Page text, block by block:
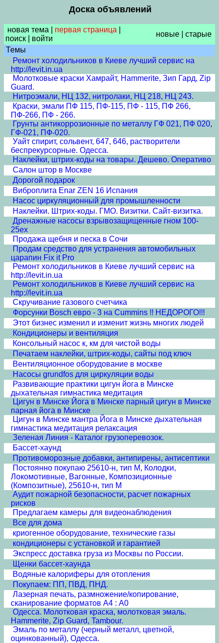
Доска объявлений
новая тема первая страница
поиск
войти
новые
старые
Темы
Ремонт холодильников в Киеве лучший сервис на
http://levit.in.ua
Молотковые краски Хамрайт, Hammerite, Зип Гард, Zip
Guard.
Нитроэмали, НЦ 132, нитролаки, НЦ 218, НЦ 243.
Краски, эмали ПФ 115, ПФ-115, ПФ - 115, ПФ 266,
ПФ-266, ПФ - 266.
Грунты антикоррозионные по металлу ГФ 021, ПФ 020,
ГФ-021, ПФ-020.
Уайт спирит, сольвент, 647, 646, растворители
беспрекурсорные. Одесса.
Наклейки, штрих-коды на товары. Дешево. Оперативо
Салон штор в Москве
Дорогой подарок
Виброплита Enar ZEN 16 Испания
Насос циркуляционный для промышленности
Наклейки. Штрих-коды. ГМО. Визитки. Сайт-визитка.
Дренажные насосы взрывозащищенные гном 100-
25ex
Продажа щебня и песка в Сочи
Продам средство для устранения автомобильных
царапин Fix it Pro
Ремонт холодильников в Киеве лучший сервис на
http://levit.in.ua
Ремонт холодильников в Киеве лучший сервис на
http://levit.in.ua
Скручивание газового счетчика
Форсунки Bosch евро - 3 на Cummins !! НЕДОРОГО!!!
Этот бизнес изменил и изменит жизнь многих людей
Кондиционеры и вентиляция
Консольный насос к, км для чистой воды
Печатаем наклейки, штрих-коды, сайты под ключ
Вентиляционное оборудование в москве
Насосы grundfos для циркуляции воды
Развивающие практики цигун йога в Минске
дыхательная гимнастика медитация
Цигун в Минске Йога в Минске парный цигун в Минске
парная йога в Минске
Цигун в Минске мантра Йога в Минске дыхательная
гимнастика медитация релаксация
Зеленая Линия - Каталог грузоперевозок.
Бассет-хаунд
Противоморозные добавки, антипирены, антисептики
Постоянно покупаю 25610-н, тип М, Колодки,
Локомотивные, Вагонные, Композиционные
(Композитные), 25610-н, тип М
Аудит пожарной безопасности, расчет пожарных
рисков
Предлагаем камеры для видеонаблюдения
Все для дома
криогенное оборудование, технические газы
кондиционеры с установкой и гарантией
Экспресс доставка груза из Москвы по России.
Щенки бассет-хаунда
Водяные калориферы для отопления
Покупаем: ПП, ПВД, ПНД.
Лазерная печать, размножение/копирование,
сканирование форматов А4 : А0
Одесса. Молотковая краска, молотковая эмаль.
Hammerite, Zip Guard, Tambour.
Эмаль по металлу (черный металл, цветной,
оцинкованный), Одесса.